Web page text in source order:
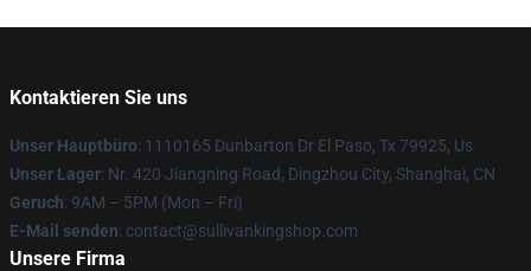
Kontaktieren Sie uns
Unser Hauptbüro: 1110165 Dunbarton Dr El Paso, Tx 79925, Us
Unser Lager: Nr. 420 Jiangning Road, Dingzhou City, Shanghai, CN
Geruch: 9AM – 5PM (Mon – Fri)
E-Mail senden: contact@sullivankingshop.com
Unsere Firma